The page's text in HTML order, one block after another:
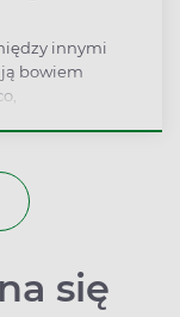
innymi
bowiem
naturalne
się